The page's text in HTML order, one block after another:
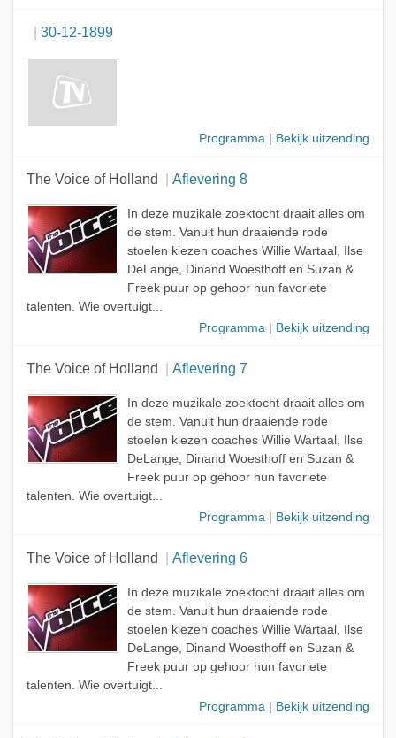
30-12-1899
Programma Bekijk uitzending
The Voice of Holland Aflevering 8
In deze muzikale zoektocht draait alles om
de stem. Vanuit hun draaiende rode
stoelen kiezen coaches Willie Wartaal, Ilse
DeLange, Dinand Woesthoff en Suzan &
Freek puur op gehoor hun favoriete
talenten. Wie overtuigt...
Programma
Bekijk uitzending
The Voice of Holland Aflevering 7
In deze muzikale zoektocht draait alles om
de stem. Vanuit hun draaiende rode
stoelen kiezen coaches Willie Wartaal, Ilse
DeLange, Dinand Woesthoff en Suzan &
Freek puur op gehoor hun favoriete
talenten. Wie overtuigt...
Programma
Bekijk uitzending
The Voice of Holland Aflevering 6
In deze muzikale zoektocht draait alles om
de stem. Vanuit hun draaiende rode
stoelen kiezen coaches Willie Wartaal, Ilse
DeLange, Dinand Woesthoff en Suzan &
Freek puur op gehoor hun favoriete
talenten. Wie overtuigt...
Programma
Bekijk uitzending